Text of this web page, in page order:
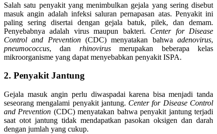
Salah satu penyakit yang menimbulkan gejala yang sering disebut
masuk angin adalah infeksi saluran pernapasan atas. Penyakit ini
paling sering disertai dengan gejala batuk, pilek, dan demam.
Penyebabnya adalah virus maupun bakteri. Center for Disease
Control and Prevention(CDC) menyatakan bahwaadenovirus,
pneumococcus, dan rhinovirusmerupakan beberapa kelas
mikroorganisme yang dapat menyebabkan penyakit ISPA.
2. Penyakit Jantung
Gejala masuk angin perlu diwaspadai karena bisa menjadi tanda
seseorang mengalami penyakit jantung. Center for Disease Control
and Prevention (CDC) menyatakan bahwa penyakit jantung terjadi
saat otot jantung tidak mendapatkan pasokan oksigen dan darah
dengan jumlah yang cukup.